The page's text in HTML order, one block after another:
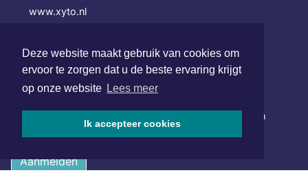
Deze website maakt gebruik van cookies om
ervoor te zorgen dat u de beste ervaring krijgt
op onze website Lees meer
Ik accepteer cookies
www.xyto.nl
NIEUWSBRIEF AANMELDEN
Schrijf je in voor onze nieuwsbrief en krijg wekelijks een
samenvatting van alle gebeurtenissen uit jouw regio.
Aanmelden